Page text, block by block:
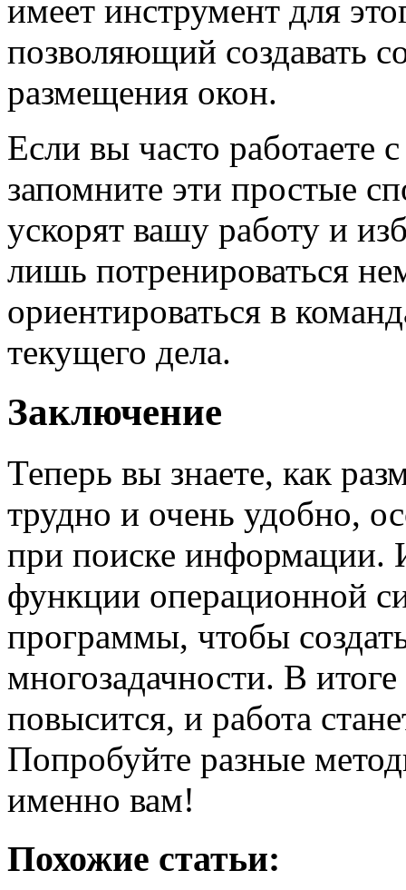
имеет инструмент для
позволяющий создавать
размещения окон.
Если вы часто работаете
запомните эти простые
ускорят вашу работу и
лишь потренироваться
ориентироваться в
текущего дела.
Заключение
Теперь вы знаете, как
трудно и очень удобно,
при поиске информации.
функции операционной
программы, чтобы
многозадачности. В
повысится, и работа
Попробуйте разные
именно вам!
Похожие статьи: